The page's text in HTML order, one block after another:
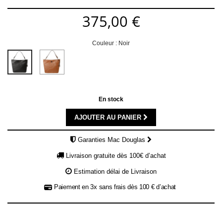
375,00 €
Couleur : Noir
En stock
AJOUTER AU PANIER
Garanties Mac Douglas
Livraison gratuite dès 100€ d’achat
Estimation délai de Livraison
Paiement en 3x sans frais dès 100 € d’achat